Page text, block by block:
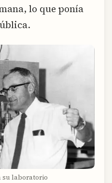
lo que ponía
su laboratorio